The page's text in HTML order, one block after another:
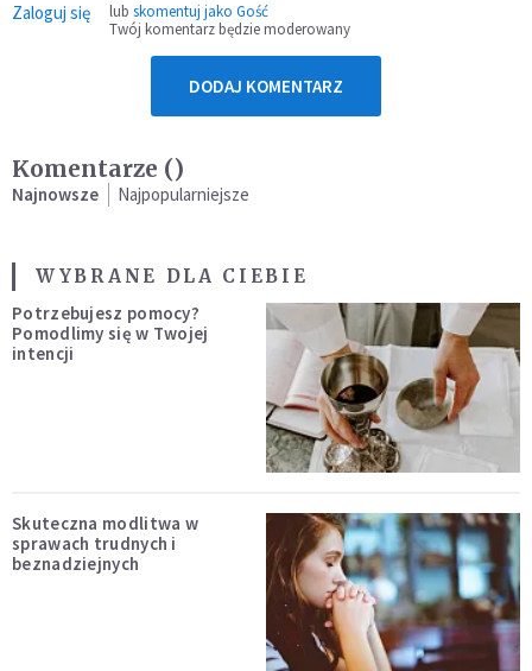
Zaloguj się lub skomentuj jako Gość
Twój komentarz będzie moderowany
DODAJ KOMENTARZ
Komentarze ()
Najnowsze Najpopularniejsze
WYBRANE DLA CIEBIE
Potrzebujesz pomocy?
Pomodlimy się w Twojej
intencji
Skuteczna modlitwa w
sprawach trudnych i
beznadziejnych